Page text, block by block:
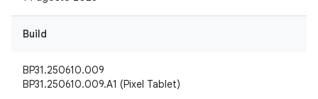
Build
BP31.250610.009
BP31.250610.009.A1 (Pixel Tablet)